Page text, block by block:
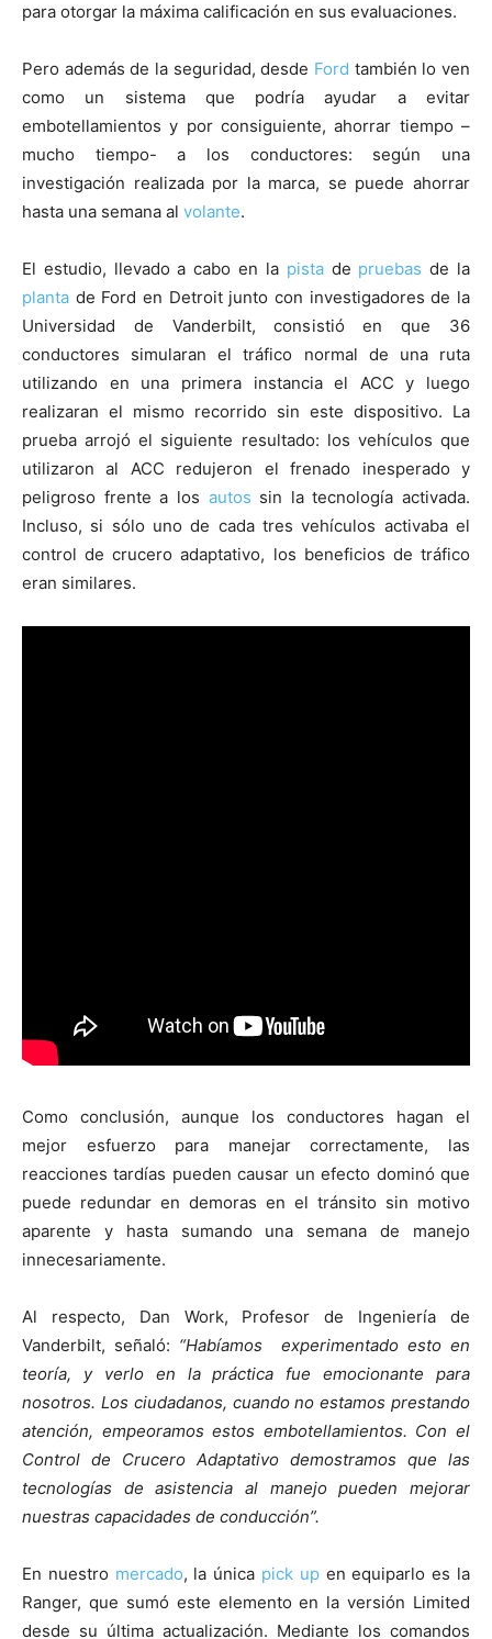
para otorgar la máxima calificación en sus evaluaciones.
Pero además de la seguridad, desde Ford también lo ven
como un sistema que podría ayudar a evitar
embotellamientos y por consiguiente, ahorrar tiempo –
mucho tiempo- a los conductores: según una
investigación realizada por la marca, se puede ahorrar
hasta una semana al volante.
El estudio, llevado a cabo en la pistade pruebas de la
planta de Ford en Detroit junto con investigadores de la
Universidad de Vanderbilt, consistió en que 36
conductores simularan el tráfico normal de una ruta
utilizando en una primera instancia el ACC y luego
realizaran el mismo recorrido sin este dispositivo. La
prueba arrojó el siguiente resultado: los vehículos que
utilizaron al ACC redujeron el frenado inesperado y
peligroso frente a los autos sin la tecnología activada.
Incluso, si sólo uno de cada tres vehículos activaba el
control de crucero adaptativo, los beneficios de tráfico
eran similares.
Como conclusión, aunque los conductores hagan el
mejor esfuerzo para manejar correctamente, las
reacciones tardías pueden causar un efecto dominó que
puede redundar en demoras en el tránsito sin motivo
aparente y hasta sumando una semana de manejo
innecesariamente.
Al respecto, Dan Work, Profesor de Ingeniería de
Vanderbilt, señaló: “Habíamos experimentado esto en
teoría, y verlo en la práctica fue emocionante para
nosotros. Los ciudadanos, cuando no estamos prestando
atención, empeoramos estos embotellamientos. Con el
Control de Crucero Adaptativo demostramos que las
tecnologías de asistencia al manejo pueden mejorar
nuestras capacidades de conducción”.
En nuestro mercado, la única pick upen equiparlo es la
Ranger, que sumó este elemento en la versión Limited
desde su última actualización. Mediante los comandos